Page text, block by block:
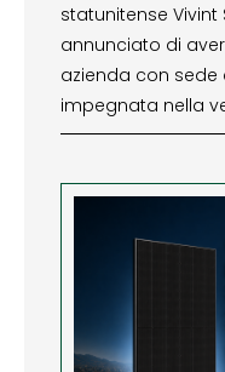
statunitense Vivint
annunciato di
azienda con sede
impegnata nella